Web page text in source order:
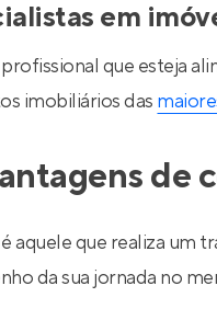
em
que esteja
imobiliários das
aquele que realiza um
da sua jornada no